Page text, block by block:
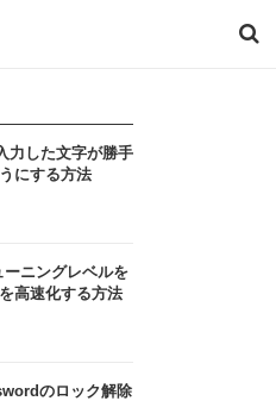
力した文字が勝手
にする方法
ーニングレベルを
高速化する方法
のロック解除